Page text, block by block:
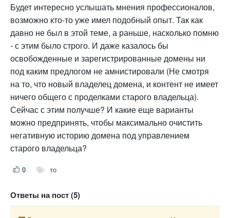
Будет интересно услышать мнения профессионалов,
возможно кто-то уже имел подобный опыт. Так как
давно не был в этой теме, а раньше, насколько помню
- с этим было строго. И даже казалось бы
освобожденные и зарегистрированные домены ни
под каким предлогом не амнистировали (Не смотря
на то, что новый владелец домена, и контент не имеет
ничего общего с проделками старого владельца).
Сейчас с этим получше? И какие еще варианты
можно предпринять, чтобы максимально очистить
негативную историю домена под управлением
старого владельца?
0 то
Ответы на пост (5)